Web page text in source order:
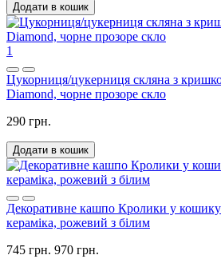
Додати в кошик
1
Цукорниця/цукерниця скляна з
Diamond, чорне прозоре скло
290 грн.
Додати в кошик
Декоративне кашпо Кролики у
кераміка, рожевий з білим
745 грн. 970 грн.